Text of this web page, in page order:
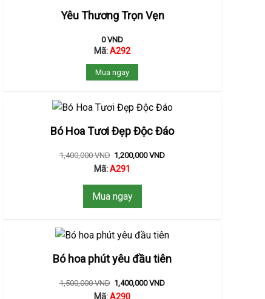
Yêu Thương Trọn Vẹn
0VND
Mã:A292
Mua ngay
Bó Hoa Tươi Đẹp Độc Đáo
1,400,000VND 1,200,000VND
Mã:A291
Mua ngay
Bó hoa phút yêu đầu tiên
1,500,000VND 1,400,000VND
Mã:A290